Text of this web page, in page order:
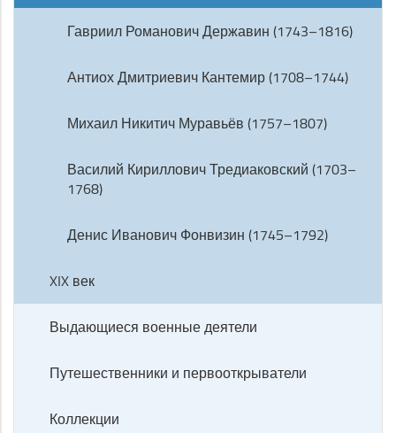
Гавриил Романович Державин (1743–1816)
Антиох Дмитриевич Кантемир (1708–1744)
Михаил Никитич Муравьёв (1757–1807)
Василий Кириллович Тредиаковский (1703–
1768)
Денис Иванович Фонвизин (1745–1792)
XIX век
Выдающиеся военные деятели
Путешественники и первооткрыватели
Коллекции